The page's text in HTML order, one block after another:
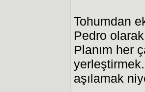
Tohumdan
Pedro
Planım her
aşılamak